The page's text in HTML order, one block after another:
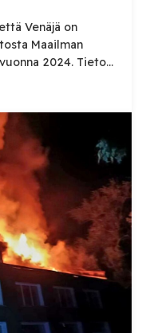
Venäjä on
Maailman
2024. Tieto
Timo Heinosen
sekä
kertoi Posi
sekä